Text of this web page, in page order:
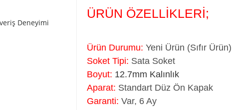
Deneyimi
ÜRÜN ÖZELLİKLERİ;
Ürün Durumu: Yeni Ürün (Sıfır Ürün)
Soket Tipi: Sata Soket
Boyut: 12.7mm Kalınlık
Aparat: Standart Düz Ön Kapak
Garanti: Var, 6 Ay